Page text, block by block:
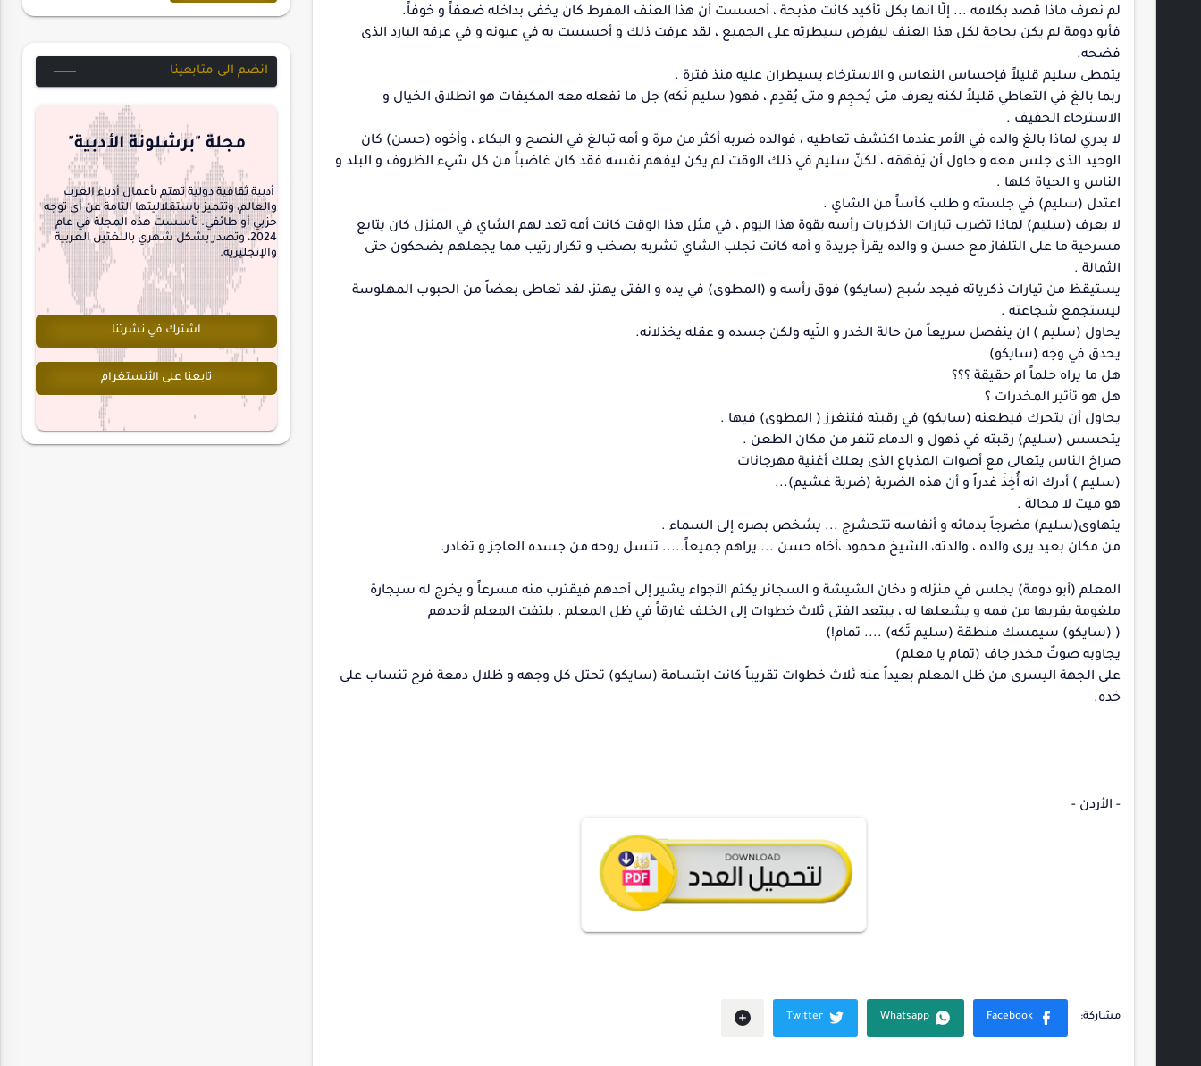
لم نعرف ماذا قصد بكلامه ... إلّا انها بكل تأكيد كانت مذبحة ، أحسست أن هذا العنف المفرط كان يخفى بداخله ضعفاً و خوفاً.
فأبو دومة لم يكن بحاجة لكل هذا العنف ليفرض سيطرته على الجميع ، لقد عرفت ذلك و أحسست به في عيونه و في عرقه البارد الذى
فضحه.
يتمطى سليم قليلاً فإحساس النعاس و الاسترخاء يسيطران عليه منذ فترة .
ربما بالغ في التعاطي قليلاً لكنه يعرف متى يُحجِم و متى يُقدِم ، فهو( سليم تَكه) جل ما تفعله معه المكيفات هو انطلاق الخيال و
الاسترخاء الخفيف .
لا يدري لماذا بالغ والده في الأمر عندما اكتشف تعاطيه ، فوالده ضربه أكثر من مرة و أمه تبالغ في النصح و البكاء ، وأخوه (حسن) كان
الوحيد الذى جلس معه و حاول أن يَفهَمَه ، لكنّ سليم في ذلك الوقت لم يكن ليفهم نفسه فقد كان غاضباً من كل شيء الظروف و البلد و
الناس و الحياة كلها .
اعتدل (سليم) في جلسته و طلب كأساً من الشاي .
لا يعرف (سليم) لماذا تضرب تيارات الذكريات رأسه بقوة هذا اليوم ، في مثل هذا الوقت كانت أمه تعد لهم الشاي في المنزل كان يتابع
مسرحية ما على التلفاز مع حسن و والده يقرأ جريدة و أمه كانت تجلب الشاي تشربه بصخب و تكرار رتيب مما يجعلهم يضحكون حتى
الثمالة .
يستيقظ من تيارات ذكرياته فيجد شبح (سايكو) فوق رأسه و (المطوى) في يده و الفتى يهتز، لقد تعاطى بعضاً من الحبوب المهلوسة
ليستجمع شجاعته .
يحاول (سليم ) ان ينفصل سريعاً من حالة الخدر و التّيه ولكن جسده و عقله يخذلانه.
يحدق في وجه (سايكو)
هل ما يراه حلماً ام حقيقة ؟؟؟
هل هو تأثير المخدرات ؟
يحاول أن يتحرك فيطعنه (سايكو) في رقبته فتنغرز ( المطوى) فيها .
يتحسس (سليم) رقبته في ذهول و الدماء تنفر من مكان الطعن .
صراخ الناس يتعالى مع أصوات المذياع الذى يعلك أغنية مهرجانات
(سليم ) أدرك انه أُخِذَ غدراً و أن هذه الضربة (ضربة غشيم)...
هو ميت لا محالة .
يتهاوى(سليم) مضرجاً بدمائه و أنفاسه تتحشرج ... يشخص بصره إلى السماء .
من مكان بعيد يرى والده ، والدته، الشيخ محمود ،أخاه حسن ... يراهم جميعاً..... تنسل روحه من جسده العاجز و تغادر.
المعلم (أبو دومة) يجلس في منزله و دخان الشيشة و السجائر يكتم الأجواء يشير إلى أحدهم فيقترب منه مسرعاً و يخرج له سيجارة
ملغومة يقربها من فمه و يشعلها له ، يبتعد الفتى ثلاث خطوات إلى الخلف غارقاً في ظل المعلم ، يلتفت المعلم لأحدهم
( (سايكو) سيمسك منطقة (سليم تَكه) .... تمام!)
يجاوبه صوتٌ مخدر جاف (تمام يا معلم)
على الجهة اليسرى من ظل المعلم بعيداً عنه ثلاث خطوات تقريباً كانت ابتسامة (سايكو) تحتل كل وجهه و ظلال دمعة فرح تنساب على
خده.
- الأردن -
حسن_يارتي حوارات
منشورتنا هايكو
interview
انضم الى متابعينا
مجلة "برشلونة الأدبية"
أدبية ثقافية دولية تهتم بأعمال أدباء العرب
والعالم، وتتميز باستقلاليتها التامة عن أي توجه
حزبي أو طائفي. تأسست هذه المجلة في عام
2024، وتصدر بشكل شهري باللغتين العربية
والإنجليزية.
اشترك في نشرتنا
تابعنا على الأنستغرام